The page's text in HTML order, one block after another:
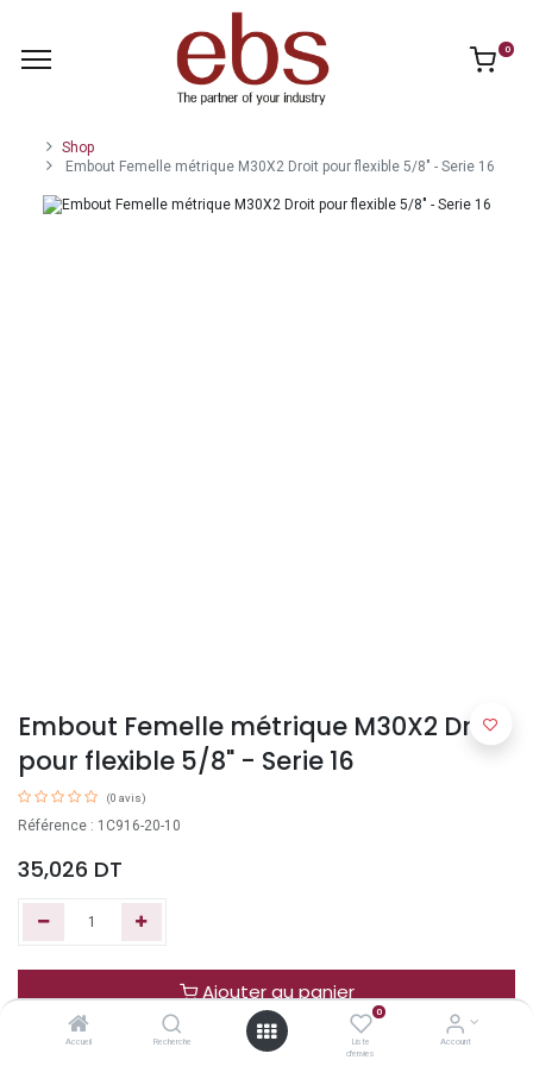
Accueil Recherche
0
Liste
d'envies
Account
0
Shop
Embout Femelle métrique M30X2 Droit pour flexible 5/8" - Serie 16
Embout Femelle métrique M30X2 Droit
pour flexible 5/8" - Serie 16
(0 avis)
Référence : 1C916-20-10
35,026 DT
Ajouter au panier
Acheter maintenant